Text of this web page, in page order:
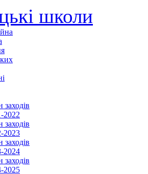
школи
заходів
2022
заходів
2023
заходів
2024
заходів
2025